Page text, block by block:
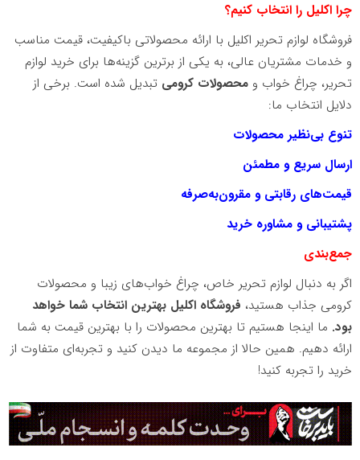
چرا اکلیل را انتخاب کنیم؟
فروشگاه لوازم تحریر اکلیل با ارائه محصولاتی باکیفیت، قیمت مناسب
و خدمات مشتریان عالی، به یکی از برترین گزینه‌ها برای خرید لوازم
تحریر، چراغ خواب ومحصولات کرومی تبدیل شده است. برخی از
دلایل انتخاب ما:
تنوع بی‌نظیر محصولات
ارسال سریع و مطمئن
قیمت‌های رقابتی و مقرون‌به‌صرفه
پشتیبانی و مشاوره خرید
جمع‌بندی
اگر به دنبال لوازم تحریر خاص، چراغ خواب‌های زیبا و محصولات
کرومی جذاب هستید، فروشگاه اکلیل بهترین انتخاب شما خواهد
بود. ما اینجا هستیم تا بهترین محصولات را با بهترین قیمت به شما
ارائه دهیم. همین حالا از مجموعه ما دیدن کنید و تجربه‌ای متفاوت از
خرید را تجربه کنید!